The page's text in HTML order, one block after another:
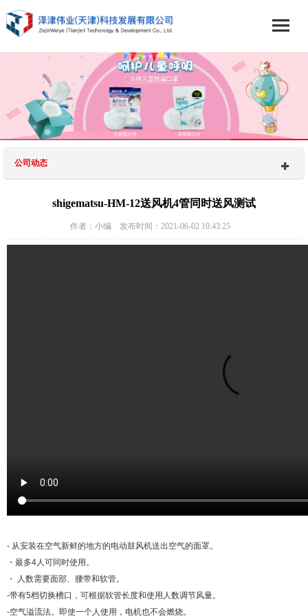
公司动态
shigematsu-HM-12送风机4管同时送风测试
作者：小编 发布时间：2021-06-02 10:43:25
- 从安装在空气新鲜的地方的电动鼓风机送出空气的面罩。
・最多4人可同时使用。
・ 人数需要面部、腰带和软管。
-带有5档切换槽口，可根据软管长度和使用人数调节风量。
-空气溢流法。 即使一个人使用，电机也不会燃烧。